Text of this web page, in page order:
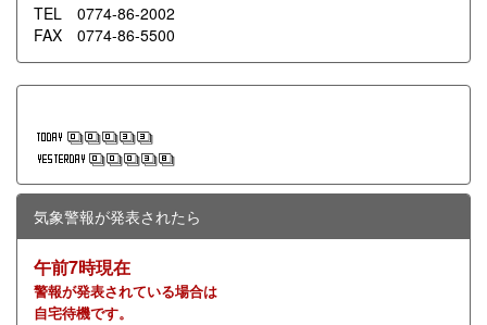
TEL 0774-86-2002
FAX 0774-86-5500
気象警報が発表されたら
午前7時現在
警報が発表されている場合は
自宅待機です。